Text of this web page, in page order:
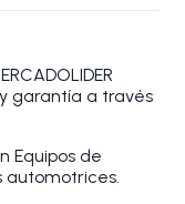
garantía a través
Equipos de
automotrices.